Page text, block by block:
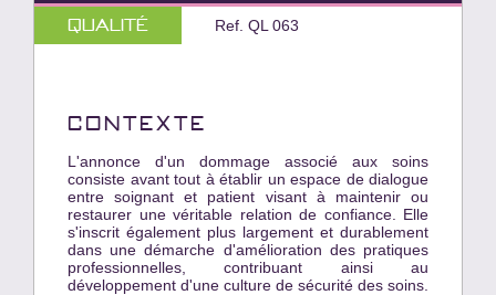
Qualité Ref. QL 063
CONTEXTE
L'annonce d'un dommage associé aux soins
consiste avant tout à établir un espace de dialogue
entre soignant et patient visant à maintenir ou
restaurer une véritable relation de confiance. Elle
s'inscrit également plus largement et durablement
dans une démarche d'amélioration des pratiques
professionnelles, contribuant ainsi au
développement d'une culture de sécurité des soins.